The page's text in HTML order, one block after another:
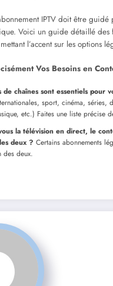
IPTV doit être
Voici un guide détaillé des
l’accent sur les options
Vos Besoins en
de chaînes sont essentiels pour
sport, cinéma, séries,
etc.) Faites une liste précise
la télévision en direct, le
deux ? Certains abonnements
des deux.